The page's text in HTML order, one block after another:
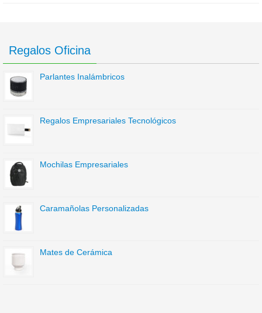
Regalos Oficina
Parlantes Inalámbricos
Regalos Empresariales Tecnológicos
Mochilas Empresariales
Caramañolas Personalizadas
Mates de Cerámica